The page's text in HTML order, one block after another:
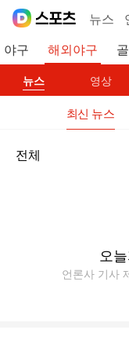
뉴스
야구 해외야구
뉴스 영상
최신 뉴스
전체
오
언론사 기사